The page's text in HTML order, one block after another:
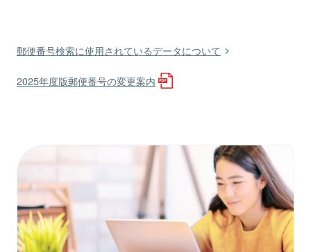
郵便番号検索に使用されているデータについて
2025年度版郵便番号の変更案内